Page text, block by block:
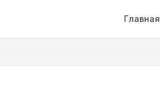
Главная